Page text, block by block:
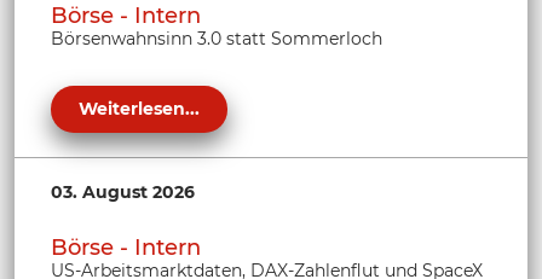
Börse - Intern
Börsenwahnsinn 3.0 statt Sommerloch
Weiterlesen...
03. August 2026
Börse - Intern
US-Arbeitsmarktdaten, DAX-Zahlenflut und SpaceX